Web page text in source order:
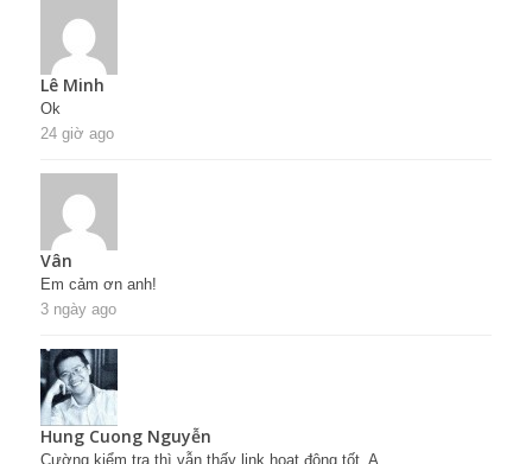
Lê Minh
Ok
24 giờ ago
Vân
Em cảm ơn anh!
3 ngày ago
Hung Cuong Nguyễn
Cường kiểm tra thì vẫn thấy link hoạt động tốt. A...